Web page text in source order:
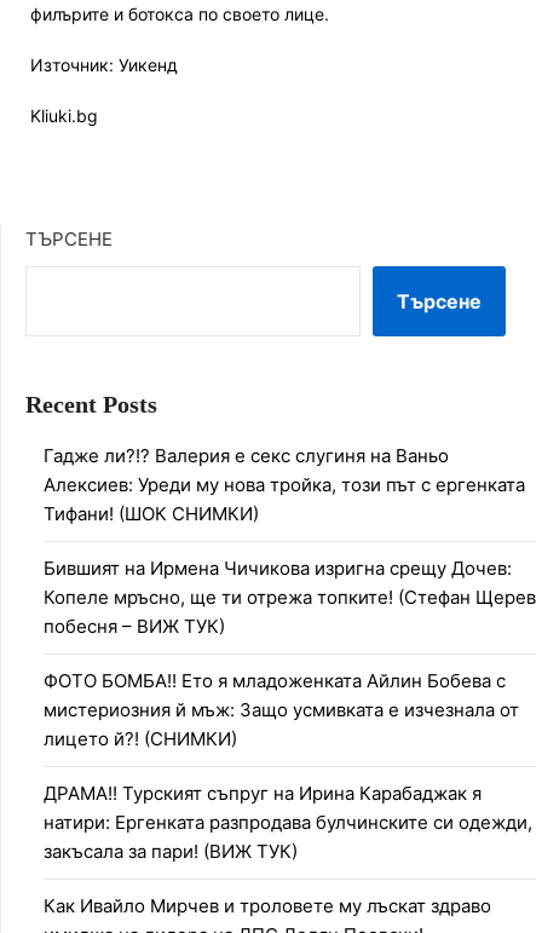
филърите и ботокса по своето лице.
Източник: Уикенд
Kliuki.bg
ТЪРСЕНЕ
Търсене
Recent Posts
Гадже ли?!? Валерия е секс слугиня на Ваньо
Алексиев: Уреди му нова тройка, този път с ергенката
Тифани! (ШОК СНИМКИ)
Бившият на Ирмена Чичикова изригна срещу Дочев:
Копеле мръсно, ще ти отрежа топките! (Стефан Щерев
побесня – ВИЖ ТУК)
ФОТО БОМБА!! Ето я младоженката Айлин Бобева с
мистериозния й мъж: Защо усмивката е изчезнала от
лицето й?! (СНИМКИ)
ДРАМА!! Турският съпруг на Ирина Карабаджак я
натири: Ергенката разпродава булчинските си одежди,
закъсала за пари! (ВИЖ ТУК)
Как Ивайло Мирчев и троловете му лъскат здраво